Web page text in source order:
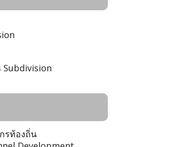
Subdivision
รท้องถิ่น